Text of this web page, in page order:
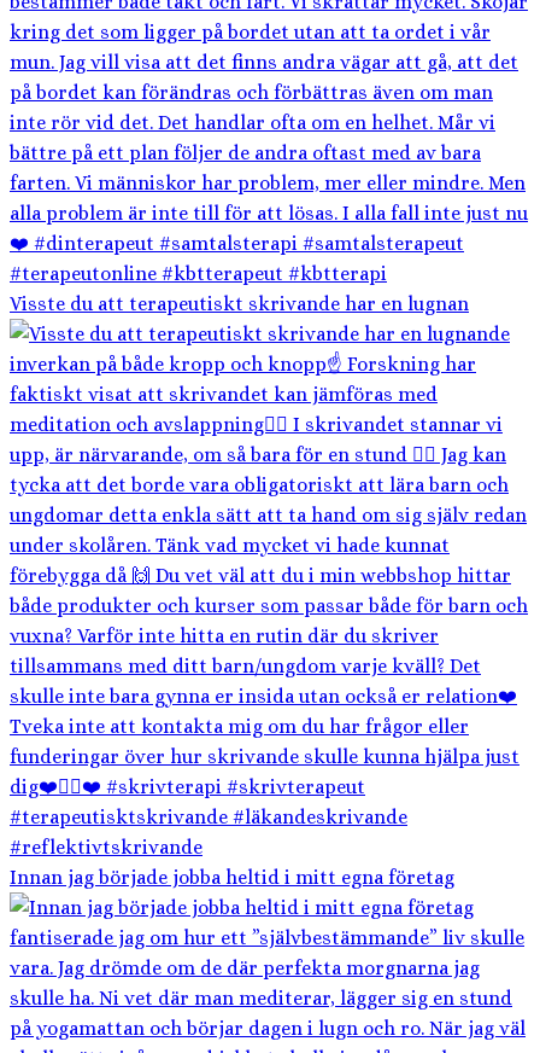
Visste du att terapeutiskt skrivande har en lugnan
Innan jag började jobba heltid i mitt egna företag